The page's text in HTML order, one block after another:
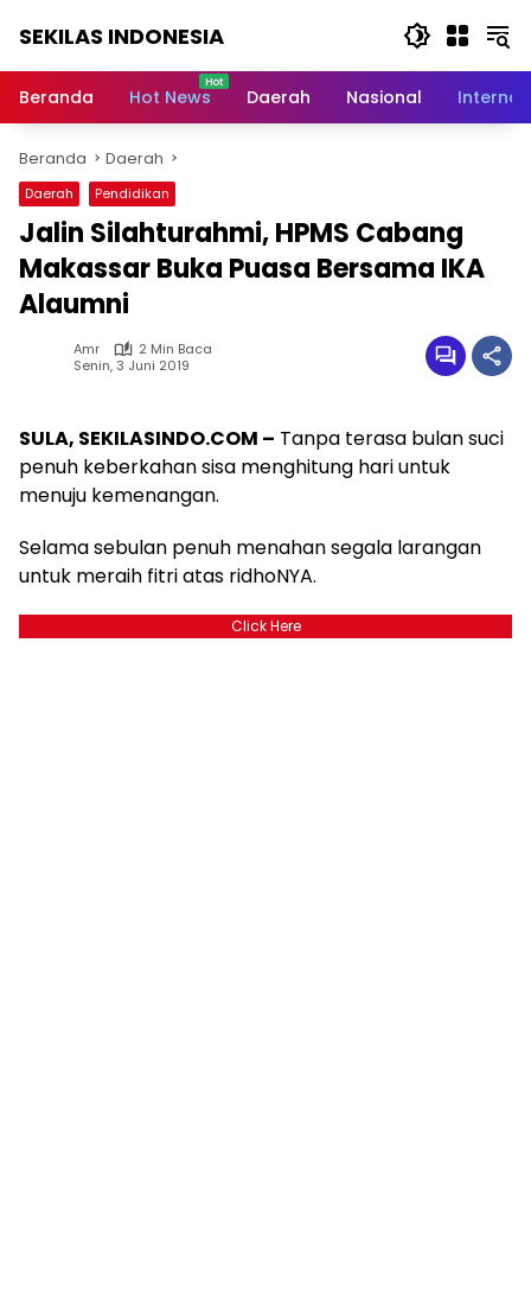
SEKILAS INDONESIA
Terkini,
Latest
World,
Headlines,
News
Today
Beranda Hot News Daerah Nasional
Beranda Daerah
Daerah Pendidikan
Jalin Silahturahmi, HPMS Cabang
Makassar Buka Puasa Bersama IKA
Alaumni
Amr
2 Min Baca
Senin, 3 Juni 2019
SULA, SEKILASINDO.COM – Tanpa terasa bulan suci
penuh keberkahan sisa menghitung hari untuk
menuju kemenangan.
Selama sebulan penuh menahan segala larangan
untuk meraih fitri atas ridhoNYA.
Click Here